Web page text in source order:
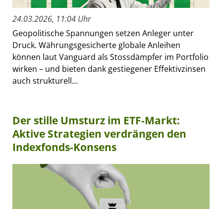
24.03.2026, 11:04 Uhr
Geopolitische Spannungen setzen Anleger unter
Druck. Währungsgesicherte globale Anleihen
können laut Vanguard als Stossdämpfer im Portfolio
wirken – und bieten dank gestiegener Effektivzinsen
auch strukturell...
Der stille Umsturz im ETF-Markt:
Aktive Strategien verdrängen den
Indexfonds-Konsens